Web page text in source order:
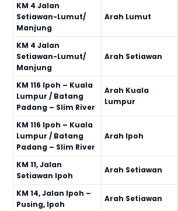
KM 4 Jalan
Setiawan-Lumut/
Manjung
Arah Lumut
KM 4 Jalan
Setiawan-Lumut/
Manjung
Arah Setiawan
KM 116 Ipoh – Kuala
Lumpur / Batang
Padang – Slim River
Arah Kuala
Lumpur
KM 116 Ipoh – Kuala
Lumpur / Batang
Padang – Slim River
Arah Ipoh
KM 11, Jalan
Setiawan Ipoh
Arah Setiawan
KM 14, Jalan Ipoh –
Pusing, Ipoh
Arah Setiawan